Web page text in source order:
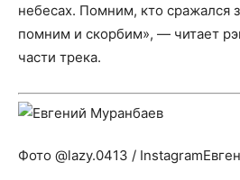
небесах. Помним, кто сражался
помним и скорбим», — читает
части трека.
Фото @lazy.0413 /